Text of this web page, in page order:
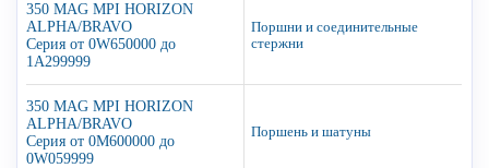
350 MAG MPI HORIZON
ALPHA/BRAVO
Серия от 0W650000 до
1A299999
Поршни и соединительные
стержни
350 MAG MPI HORIZON
ALPHA/BRAVO
Серия от 0M600000 до
0W059999
Поршень и шатуны